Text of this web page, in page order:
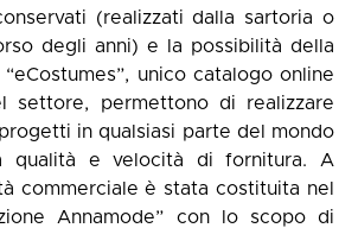
(realizzati dalla sartoria o
degli anni) e la possibilità della
unico catalogo online
settore, permettono di realizzare
in qualsiasi parte del mondo
qualità e velocità di fornitura. A
commerciale è stata costituita nel
Annamode” con lo scopo di